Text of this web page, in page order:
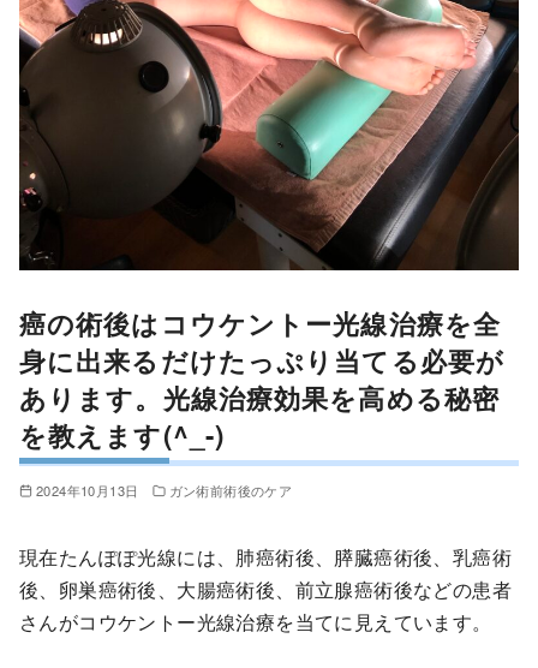
癌の術後はコウケントー光線治療を全
身に出来るだけたっぷり当てる必要が
あります。光線治療効果を高める秘密
を教えます(^_-)
2024年10月13日 ガン術前術後のケア
現在たんぽぽ光線には、肺癌術後、膵臓癌術後、乳癌術
後、卵巣癌術後、大腸癌術後、前立腺癌術後などの患者
さんがコウケントー光線治療を当てに見えています。